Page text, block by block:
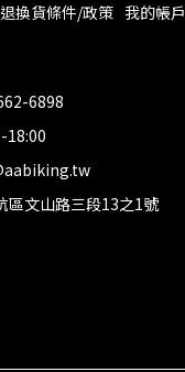
退換貨條件/政策 我的帳戶
6898
18:00
區文山路三段13之1號